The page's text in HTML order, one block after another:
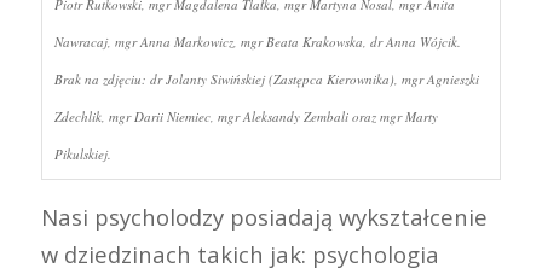
Piotr Rutkowski, mgr Magdalena Tlałka, mgr Martyna Nosal, mgr Anita
Nawracaj, mgr Anna Markowicz, mgr Beata Krakowska, dr Anna Wójcik.
Brak na zdjęciu: dr Jolanty Siwińskiej (Zastępca Kierownika), mgr Agnieszki
Zdechlik, mgr Darii Niemiec, mgr Aleksandy Zembali oraz mgr Marty
Pikulskiej.
Nasi psycholodzy posiadają wykształcenie
w dziedzinach takich jak: psychologia